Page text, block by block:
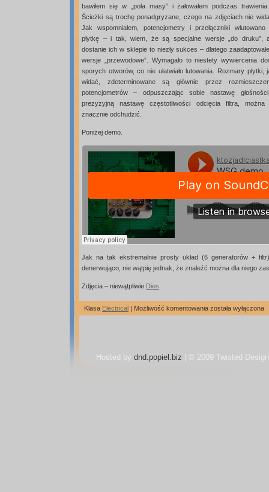
bawiłem się w „pola masy” i żałowałem podczas
Ścieżki są trochę ponadgryzane, czego na zdjęciach nie
Jak wspomniałem, potencjometry i przełączniki
płytkę – i tak, wiem, że są specjalne wersje „do druku”,
dostanie ich w sklepie to niezły sukces – dlatego
wersje „przewodowe”. Wymagało to niestety wywiercenia
sporych otworów, co nie ułatwiało lutowania. Rozmary płytki,
widać, zdeterminowane są głównie przez
potencjometrów – odpuszczając sobie nastawę
prezyzyjną nastawę częstotliwości odcięcia filtra, można
znacznie odchudzić.
Poniżej demo.
Jak na tak ekstremalnie prosty układ (6 generatorów +
denerwująco, nie wątpię jednak, że znaleźć można dla niego
Zdjęcia – niewątpliwie Dies
Klasa Electrical | Możliwość komentowania Weird
została wyłączona
Hosted by dnd.popiel.biz | © 2009 Twisted